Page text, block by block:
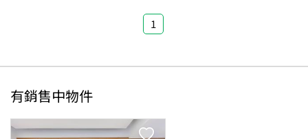
1
有銷售中物件